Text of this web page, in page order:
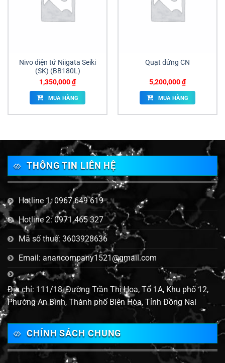
Nivo điện tử Niigata Seiki
(SK) (BB­180L)
1,350,000₫
MUA HÀNG
Quạt đứng CN
5,200,000₫
MUA HÀNG
THÔNG TIN LIÊN HỆ
Hotline 1: 0967 649 619
Hotline 2: 0971 465 327
Mã số thuế: 3603928636
Email: anancompany1521@gmail.com
Địa chỉ: 111/18, Đường Trần Thị Hoa, Tổ 1A, Khu phố 12,
Phường An Bình, Thành phố Biên Hòa, Tỉnh Đồng Nai
CHÍNH SÁCH CHUNG